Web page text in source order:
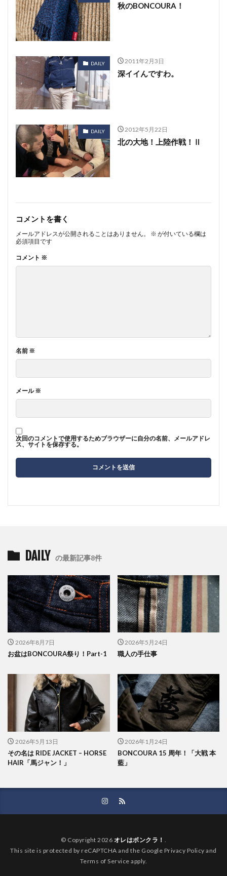
秋のBONCOURA！
DAILY 2011年2月3日
深イイんですわ。
DAILY 2012年5月22日
北の大地！上陸作戦！Ⅱ
コメントを書く
メールアドレスが公開されることはありません。 ※ が付いている欄は
必須項目です
コメント ※
名前 ※
メール※
次回のコメントで使用するためブラウザーに自分の名前、メールアドレ
ス、サイトを保存する。
DAILY の最新記事8件
2026年8月7日
お盆はBONCOURA祭り！Part-1
2026年5月24日
職人の手仕事
2026年5月13日
その名は RIDE JACKET – HORSE
HAIR「馬ジャン！」
2026年1月24日
BONCOURA 15 周年！「大戦 本
藍」
© Copyright 2026 オレはボンクラ！
This site is protected by reCAPTCHA and the Google Privacy Policy and
Terms of Service apply.